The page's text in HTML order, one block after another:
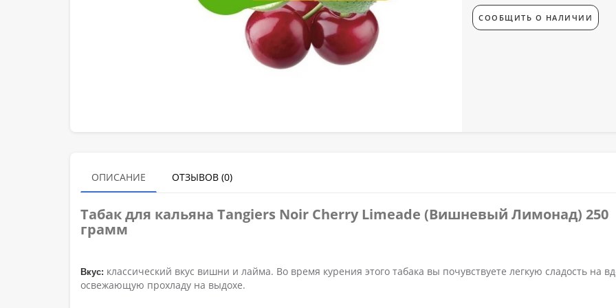
СООБЩИТЬ О НАЛИЧИИ
ОПИСАНИЕ ОТЗЫВОВ (0)
Табак для кальяна Tangiers Noir Cherry Limeade (Вишневый Лимонад) 250
грамм
Вкус: классический вкус вишни и лайма. Во время курения этого табака вы почувствуете легкую сладость на
освежающую прохладу на выдохе.